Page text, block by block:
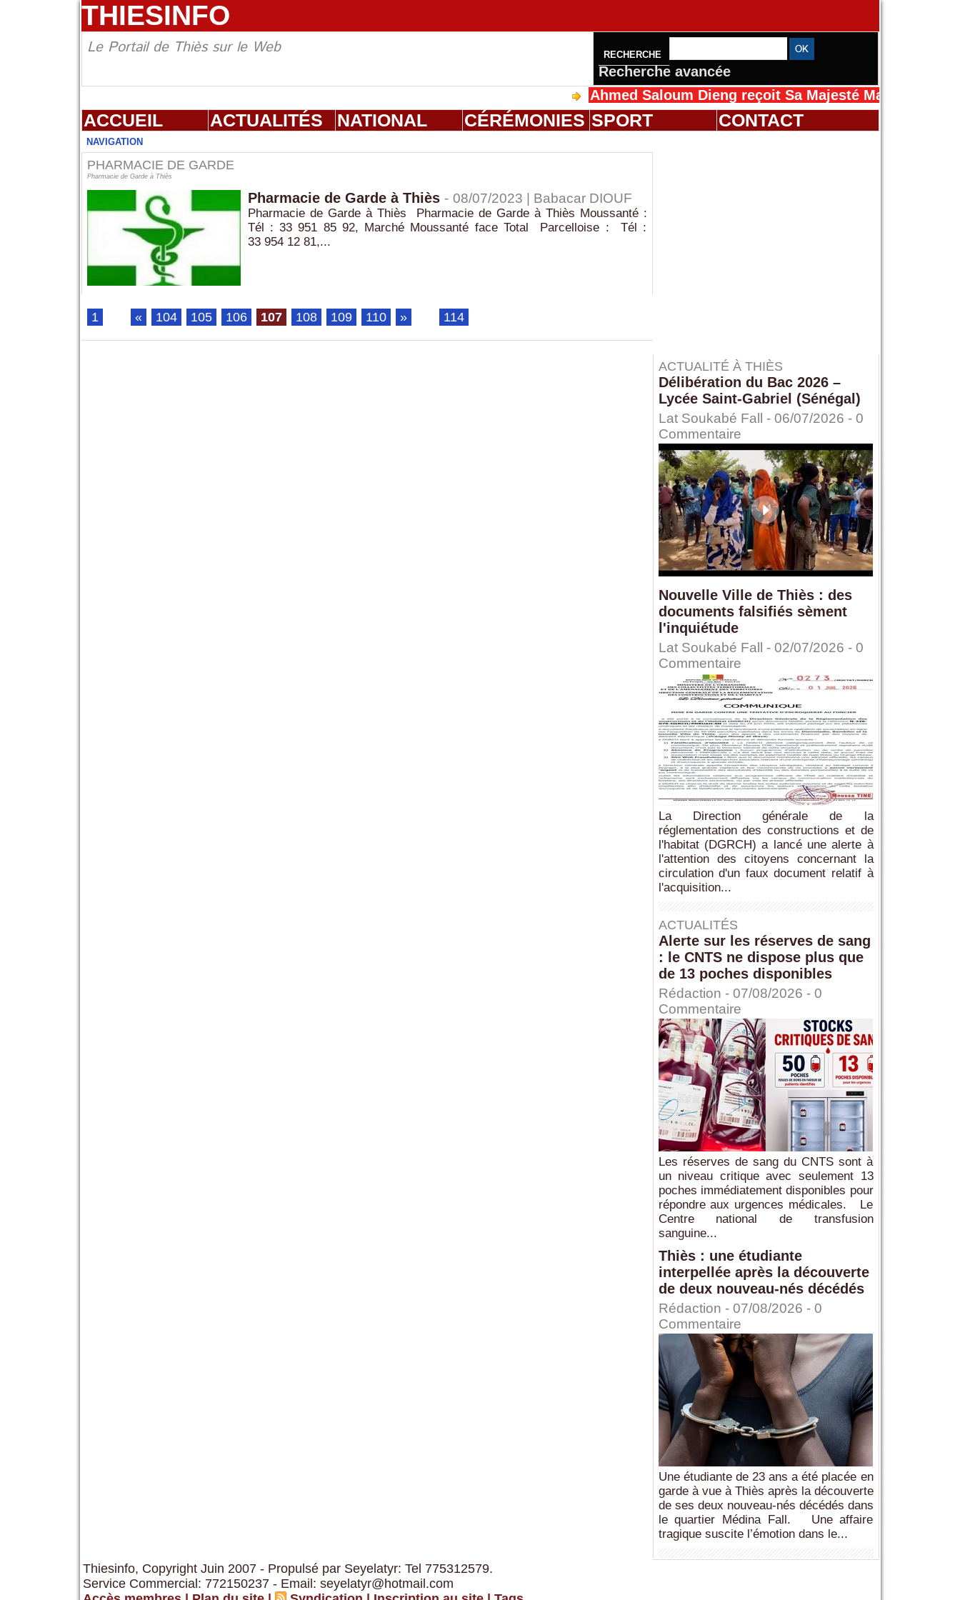
THIESINFO
Le Portail de Thiès sur le Web RECHERCHE
Recherche avancée
Ahmed Saloum Dieng reçoit Sa Majesté Mansah Cissé au
ACCUEIL ACTUALITÉS NATIONAL CÉRÉMONIES SPORT CONTACT
NAVIGATION
PHARMACIE DE GARDE
Pharmacie de Garde à Thiès
Pharmacie de Garde à Thiès - 08/07/2023 | Babacar DIOUF
Pharmacie de Garde à Thiès Pharmacie de Garde à Thiès Moussanté :
Tél : 33 951 85 92, Marché Moussanté face Total Parcelloise : Tél :
33 954 12 81,...
1 « 104 105 106 107 108 109 110 » 114
ACTUALITÉ À THIÈS
Délibération du Bac 2026 –
Lycée Saint-Gabriel (Sénégal)
Lat Soukabé Fall - 06/07/2026 - 0
Commentaire
Nouvelle Ville de Thiès : des
documents falsifiés sèment
l'inquiétude
Lat Soukabé Fall - 02/07/2026 - 0
Commentaire
La Direction générale de la
réglementation des constructions et de
l'habitat (DGRCH) a lancé une alerte à
l'attention des citoyens concernant la
circulation d'un faux document relatif à
l'acquisition...
ACTUALITÉS
Alerte sur les réserves de sang
: le CNTS ne dispose plus que
de 13 poches disponibles
Rédaction - 07/08/2026 - 0
Commentaire
Les réserves de sang du CNTS sont à
un niveau critique avec seulement 13
poches immédiatement disponibles pour
répondre aux urgences médicales. Le
Centre national de transfusion
sanguine...
Thiès : une étudiante
interpellée après la découverte
de deux nouveau-nés décédés
Rédaction - 07/08/2026 - 0
Commentaire
Une étudiante de 23 ans a été placée en
garde à vue à Thiès après la découverte
de ses deux nouveau-nés décédés dans
le quartier Médina Fall. Une affaire
tragique suscite l’émotion dans le...
Thiesinfo, Copyright Juin 2007 - Propulsé par Seyelatyr: Tel 775312579.
Service Commercial: 772150237 - Email: seyelatyr@hotmail.com